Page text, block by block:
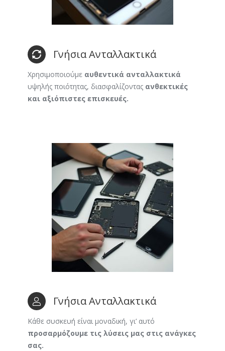
Γνήσια Ανταλλακτικά
Χρησιμοποιούμε αυθεντικά ανταλλακτικά
υψηλής ποιότητας, διασφαλίζοντας ανθεκτικές
και αξιόπιστες επισκευές.
Γνήσια Ανταλλακτικά
Κάθε συσκευή είναι μοναδική, γι’ αυτό
προσαρμόζουμε τις λύσεις μας στις ανάγκες
σας.